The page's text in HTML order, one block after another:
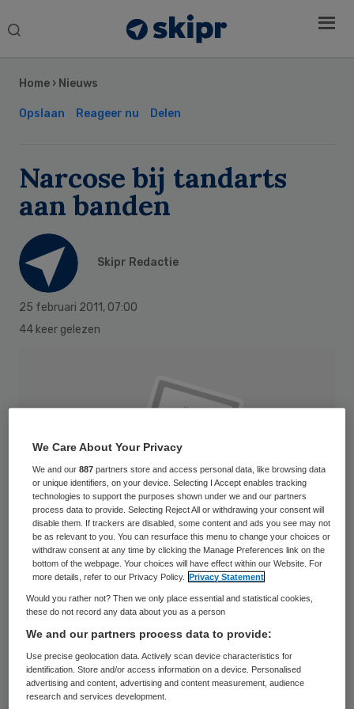
Search
Home › Nieuws
Opslaan Reageer nu Delen
Narcose bij tandarts
aan banden
Skipr Redactie
25 februari 2011, 07:00
44 keer gelezen
Er komen strengere normen voor het
gebruik van een volledige narcose bij
tandartsen. De Inspectie voor de
Gezondheidszorg heeft de Nederlandse
Sidebar
We Care About Your Privacy
We and our887 partners store and access personal data, like browsing data
or unique identifiers, on your device. Selecting I Accept enables tracking
technologies to support the purposes shown under we and our partners
process data to provide. Selecting Reject All or withdrawing your consent will
disable them. If trackers are disabled, some content and ads you see may not
be as relevant to you. You can resurface this menu to change your choices or
withdraw consent at any time by clicking the Manage Preferences link on the
bottom of the webpage. Your choices will have effect within our Website. For
more details, refer to our Privacy Policy.
Privacy Statement
Would you rather not? Then we only place essential and statistical cookies,
these do not record any data about you as a person
We and our partners process data to provide:
Use precise geolocation data. Actively scan device characteristics for
identification. Store and/or access information on a device. Personalised
advertising and content, advertising and content measurement, audience
research and services development.